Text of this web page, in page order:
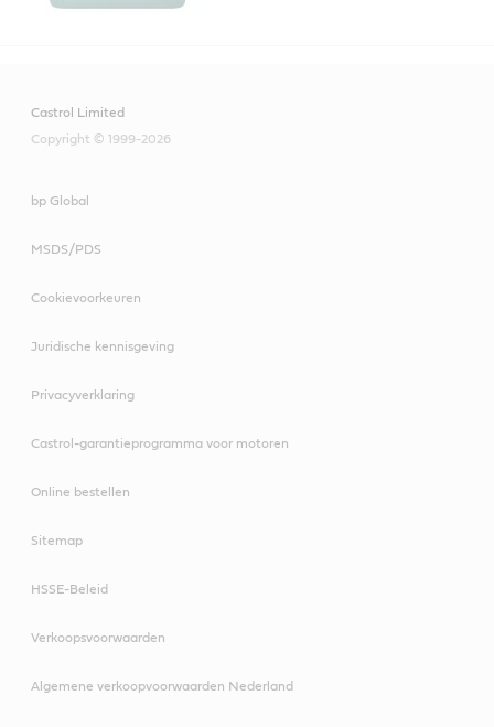
Castrol Limited
Copyright © 1999-2026
bp Global
MSDS/PDS
Cookievoorkeuren
Juridische kennisgeving
Privacyverklaring
Castrol-garantieprogramma voor motoren
Online bestellen
Sitemap
HSSE-Beleid
Verkoopsvoorwaarden
Algemene verkoopvoorwaarden Nederland